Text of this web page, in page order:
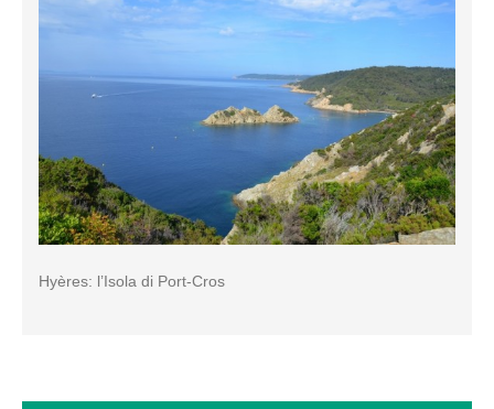
Hyères: l’Isola di Port-Cros